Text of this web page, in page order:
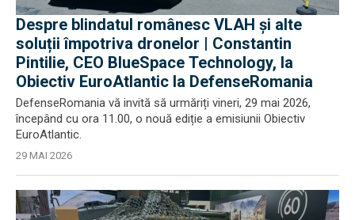
Despre blindatul românesc VLAH și alte
soluții împotriva dronelor | Constantin
Pintilie, CEO BlueSpace Technology, la
Obiectiv EuroAtlantic la DefenseRomania
DefenseRomania vă invită să urmăriți vineri, 29 mai 2026,
începând cu ora 11.00, o nouă ediție a emisiunii Obiectiv
EuroAtlantic.
29 MAI 2026